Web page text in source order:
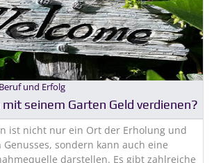
Beruf und Erfolg
seinem Garten Geld verdienen?
ist nicht nur ein Ort der Erholung und
sondern kann auch eine
darstellen. Es gibt zahlreiche